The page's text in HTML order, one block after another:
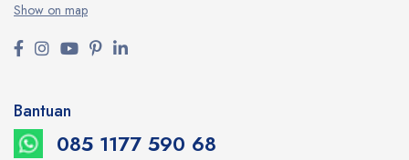
Show on map
Bantuan
085 1177 590 68